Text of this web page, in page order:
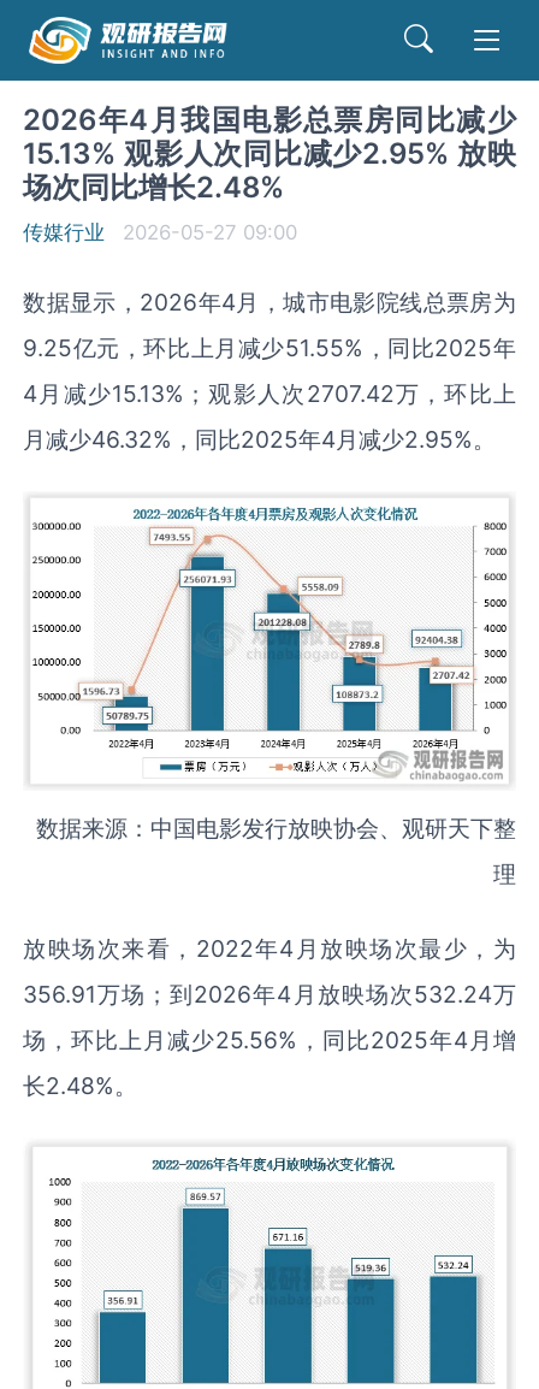
2026年4月我国电影总票房同比减少
15.13% 观影人次同比减少2.95% 放映
场次同比增长2.48%
传媒行业 2026-05-27 09:00
数据显示，2026年4月，城市电影院线总票房为
9.25亿元，环比上月减少51.55%，同比2025年
4月减少15.13%；观影人次2707.42万，环比上
月减少46.32%，同比2025年4月减少2.95%。
数据来源：中国电影发行放映协会、观研天下整
理
放映场次来看，2022年4月放映场次最少，为
356.91万场；到2026年4月放映场次532.24万
场，环比上月减少25.56%，同比2025年4月增
长2.48%。